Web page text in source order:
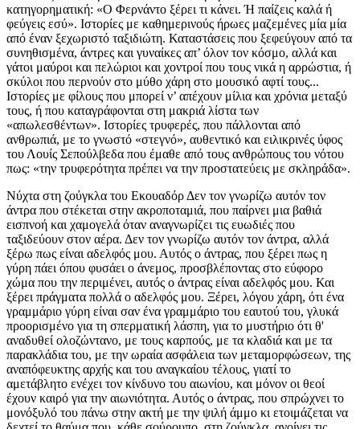
κατηγορηματική: «Ο Φερνάντο ξέρει τι κάνει. Ή παίζεις καλά ή
φεύγεις εσύ». Ιστορίες με καθημερινούς ήρωες μαζεμένες μία μία
από έναν ξεχωριστό ταξιδιώτη. Καταστάσεις που ξεφεύγουν από τα
συνηθισμένα, άντρες και γυναίκες απ’ όλον τον κόσμο, αλλά και
γάτοι μαύροι και πελώριοι και χοντροί που τους νικά η αρρώστια, ή
σκύλοι που περνούν στο μύθο χάρη στο μουσικό αφτί τους...
Ιστορίες με φίλους που μπορεί ν’ απέχουν μίλια και χρόνια μεταξύ
τους, ή που καταγράφονται στη μακριά λίστα των
«απωλεσθέντων». Ιστορίες τρυφερές, που πάλλονται από
ανθρωπιά, με το γνωστό «στεγνό», αυθεντικό και ειλικρινές ύφος
του Λουίς Σεπούλβεδα που έμαθε από τους ανθρώπους του νότου
πως: «την τρυφερότητα πρέπει να την προστατεύεις με σκληράδα».
Νύχτα στη ζούγκλα του Εκουαδόρ Δεν τον γνωρίζω αυτόν τον
άντρα που στέκεται στην ακροποταμιά, που παίρνει μια βαθιά
εισπνοή και χαμογελά όταν αναγνωρίζει τις ευωδιές που
ταξιδεύουν στον αέρα. Δεν τον γνωρίζω αυτόν τον άντρα, αλλά
ξέρω πως είναι αδελφός μου. Αυτός ο άντρας, που ξέρει πως η
γύρη πάει όπου φυσάει ο άνεμος, προσβλέποντας στο εύφορο
χώμα που την περιμένει, αυτός ο άντρας είναι αδελφός μου. Και
ξέρει πράγματα πολλά ο αδελφός μου. Ξέρει, λόγου χάρη, ότι ένα
γραμμάριο γύρη είναι σαν ένα γραμμάριο του εαυτού του, γλυκά
προορισμένο για τη σπερματική λάσπη, για το μυστήριο ότι θ'
αναδυθεί ολοζώντανο, με τους καρπούς, με τα κλαδιά και με τα
παρακλάδια του, με την ωραία ασφάλεια των μεταμορφώσεων, της
αναπόφευκτης αρχής και του αναγκαίου τέλους, γιατί το
αμετάβλητο ενέχει τον κίνδυνο του αιωνίου, και μόνον οι θεοί
έχουν καιρό για την αιωνιότητα. Αυτός ο άντρας, που σπρώχνει το
μονόξυλό του πάνω στην ακτή με την ψιλή άμμο κι ετοιμάζεται να